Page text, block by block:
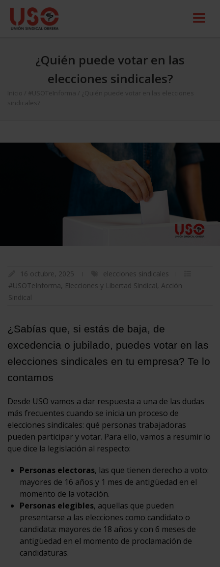
¿Quién puede votar en las
elecciones sindicales?
Inicio #USOTeInforma
¿Quién puede votar en las elecciones
sindicales?
16 octubre, 2025
elecciones sindicales
#USOTeInforma, Elecciones y Libertad Sindical, Acción
Sindical
¿Sabías que, si estás de baja, de
excedencia o jubilado, puedes votar en las
elecciones sindicales en tu empresa? Te lo
contamos
Desde USO vamos a dar respuesta a una de las dudas
más frecuentes cuando se inicia un proceso de
elecciones sindicales: qué personas trabajadoras
pueden participar y votar. Para ello, vamos a resumir lo
que dice la legislación al respecto:
Personas electoras, las que tienen derecho a voto:
mayores de 16 años y 1 mes de antigüedad en el
momento de la votación.
Personas elegibles, aquellas que pueden
presentarse a las elecciones como candidato o
candidata: mayores de 18 años y con 6 meses de
antigüedad en el momento de proclamación de
candidaturas.